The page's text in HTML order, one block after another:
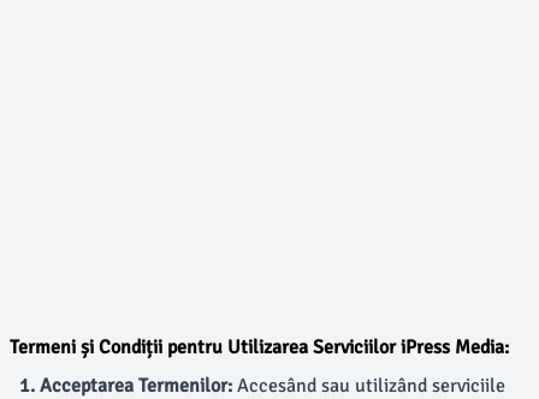
Termeni și Condiții pentru Utilizarea Serviciilor iPress Media:
1. Acceptarea Termenilor: Accesând sau utilizând serviciile